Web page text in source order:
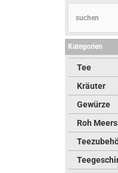
Kategorien
Tee
Kräuter
Gewürze
Roh